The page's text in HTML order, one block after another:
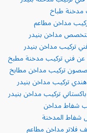
مدخنة طباخ
مداخن مطاعم
مداخن بنيدر
تركيب مداخن بنيدر
فني تركيب مدخنة مطبخ
تركيب مداخن مطابخ
تركيب مداخن بنيدر
تركيب مداخن بنيدر
شفاط مداخن
شفاط المدخنة
فلاتر مداخن مطاعم